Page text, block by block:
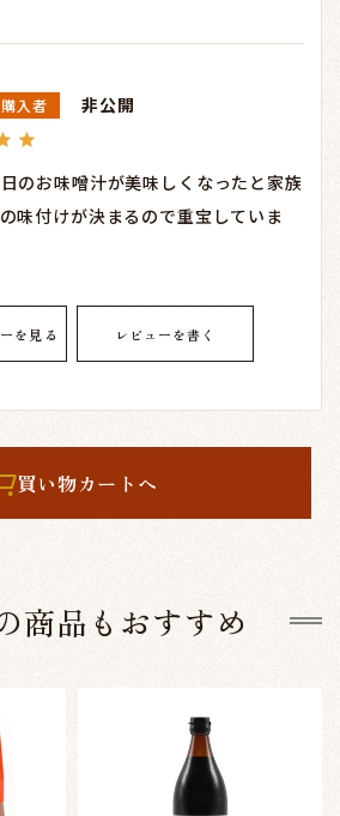
購入者 非公開
のお味噌汁が美味しくなったと家族
味付けが決まるので重宝していま
を見る レビューを書く
買い物カートへ
商品もおすすめ